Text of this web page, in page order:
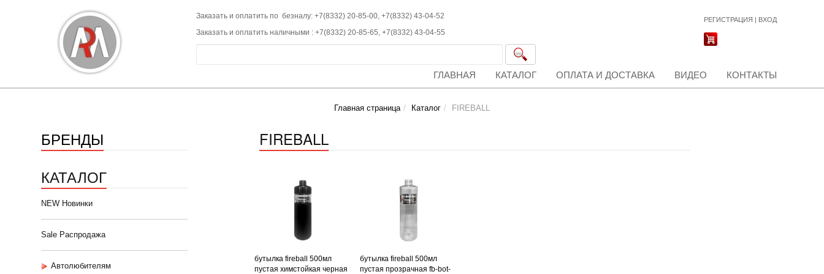
Заказать и оплатить по безналу: +7(8332) 20-85-00, +7(8332) 43-04-52
Заказать и оплатить наличными : +7(8332) 20-85-65, +7(8332) 43-04-55
РЕГИСТРАЦИЯ | ВХОД
ГЛАВНАЯ КАТАЛОГ ОПЛАТА И ДОСТАВКА ВИДЕО КОНТАКТЫ
Главная страница Каталог FIREBALL
БРЕНДЫ
КАТАЛОГ
NEW Новинки
Sale Распродажа
Автолюбителям
FIREBALL
бутылка fireball 500мл
пустая химстойкая черная
бутылка fireball 500мл
пустая прозрачная fb-bot-